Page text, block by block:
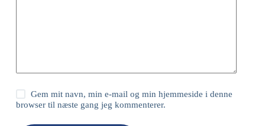
Gem mit navn, min e-mail og min hjemmeside i denne
browser til næste gang jeg kommenterer.